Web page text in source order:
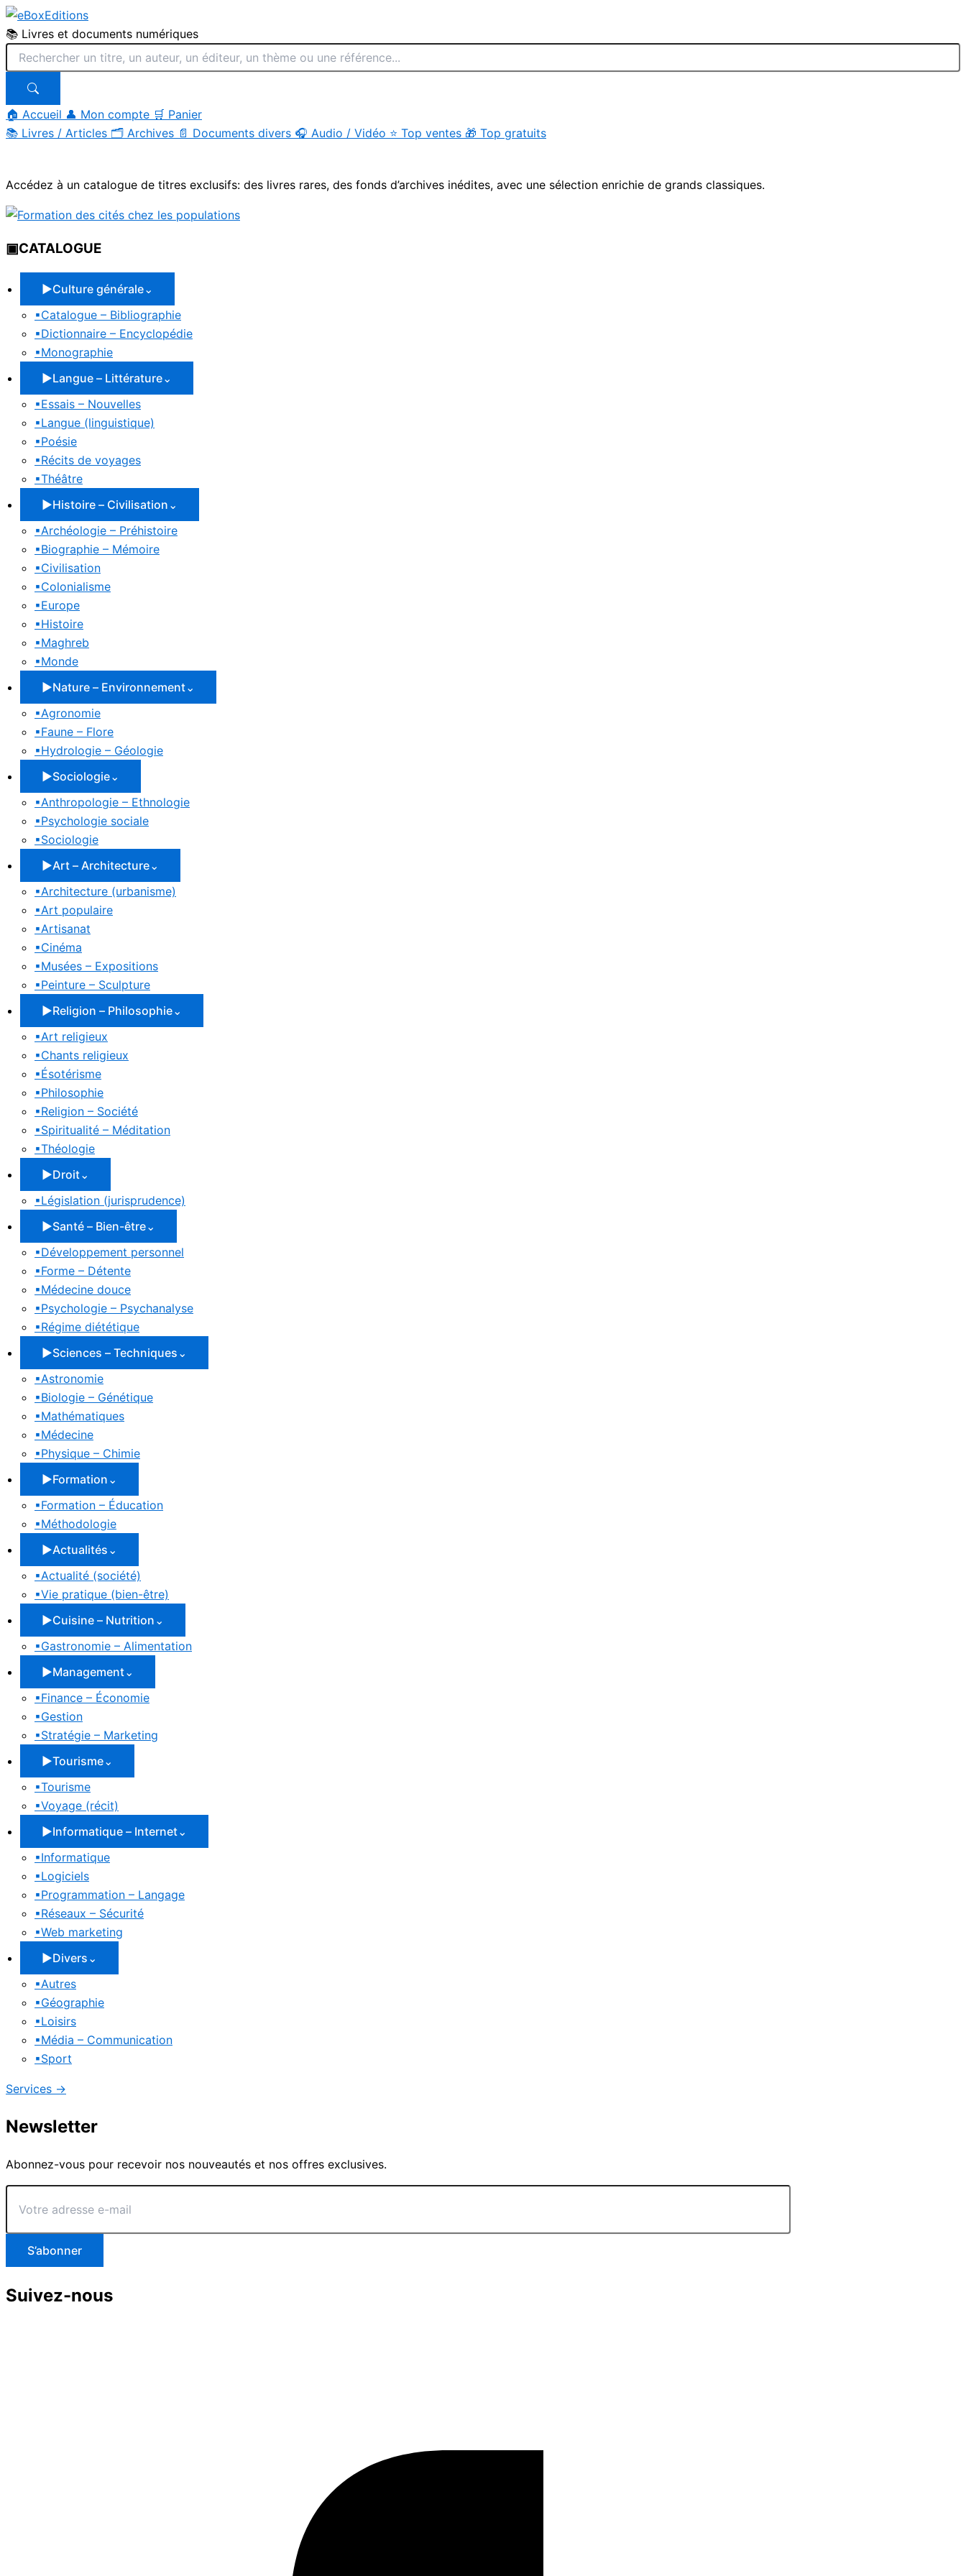
📚 Livres et documents numériques
🏠 Accueil 👤 Mon compte 🛒 Panier
📚 Livres / Articles 🗂 Archives 📄 Documents divers 🎧 Audio / Vidéo ⭐ Top ventes 🎁 Top gratuits
contenu
Accédez à un catalogue de titres exclusifs: des livres rares, des fonds d’archives inédites, avec une sélection enrichie de grands classiques.
▣CATALOGUE
▶Culture générale⌄
▪Catalogue – Bibliographie
▪Dictionnaire – Encyclopédie
▪Monographie
▶Langue – Littérature⌄
▪Essais – Nouvelles
▪Langue (linguistique)
▪Poésie
▪Récits de voyages
▪Théâtre
▶Histoire – Civilisation ⌄
▪Archéologie – Préhistoire
▪Biographie – Mémoire
▪Civilisation
▪Colonialisme
▪Europe
▪Histoire
▪Maghreb
▪Monde
▶Nature – Environnement⌄
▪Agronomie
▪Faune – Flore
▪Hydrologie – Géologie
▶Sociologie⌄
▪Anthropologie – Ethnologie
▪Psychologie sociale
▪Sociologie
▶Art – Architecture⌄
▪Architecture (urbanisme)
▪Art populaire
▪Artisanat
▪Cinéma
▪Musées – Expositions
▪Peinture – Sculpture
▶Religion – Philosophie⌄
▪Art religieux
▪Chants religieux
▪Ésotérisme
▪Philosophie
▪Religion – Société
▪Spiritualité – Méditation
▪Théologie
▶Droit⌄
▪Législation (jurisprudence)
▶Santé – Bien-être⌄
▪Développement personnel
▪Forme – Détente
▪Médecine douce
▪Psychologie – Psychanalyse
▪Régime diététique
▶Sciences – Techniques ⌄
▪Astronomie
▪Biologie – Génétique
▪Mathématiques
▪Médecine
▪Physique – Chimie
▶Formation ⌄
▪Formation – Éducation
▪Méthodologie
▶Actualités ⌄
▪Actualité (société)
▪Vie pratique (bien-être)
▶Cuisine – Nutrition ⌄
▪Gastronomie – Alimentation
▶Management⌄
▪Finance – Économie
▪Gestion
▪Stratégie – Marketing
▶Tourisme⌄
▪Tourisme
▪Voyage (récit)
▶Informatique – Internet⌄
▪Informatique
▪Logiciels
▪Programmation – Langage
▪Réseaux – Sécurité
▪Web marketing
▶Divers ⌄
▪Autres
▪Géographie
▪Loisirs
▪Média – Communication
▪Sport
Services →
Newsletter
Abonnez-vous pour recevoir nos nouveautés et nos offres exclusives.
Votre
adresse
mail
S’abonner
Suivez-nous